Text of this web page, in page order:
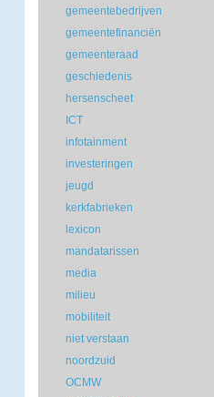
gemeentebedrijven
gemeentefinanciën
gemeenteraad
geschiedenis
hersenscheet
ICT
infotainment
investeringen
jeugd
kerkfabrieken
lexicon
mandatarissen
media
milieu
mobiliteit
niet verstaan
noordzuid
OCMW